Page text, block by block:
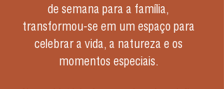
de semana para a família,
transformou-se em um espaço para
celebrar a vida, a natureza e os
momentos especiais.